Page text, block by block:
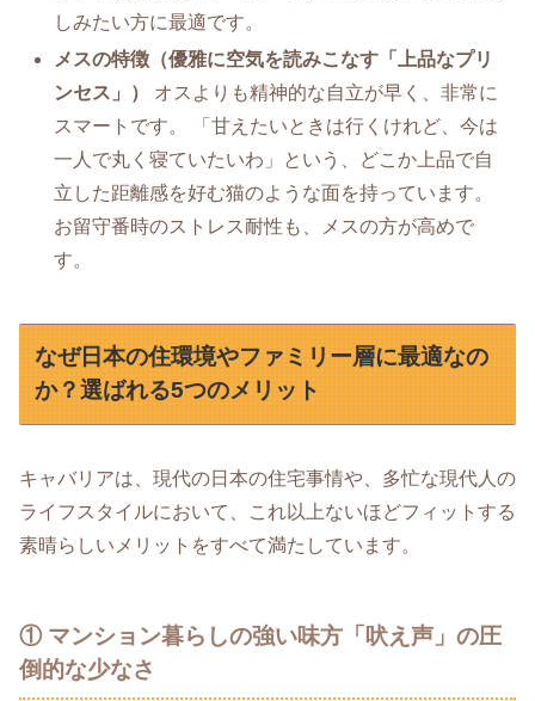
しみたい方に最適です。
メスの特徴（優雅に空気を読みこなす「上品なプリ
ンセス」）
オスよりも精神的な自立が早く、非常に
スマートです。 「甘えたいときは行くけれど、今は
一人で丸く寝ていたいわ」という、どこか上品で自
立した距離感を好む猫のような面を持っています。
お留守番時のストレス耐性も、メスの方が高めで
す。
なぜ日本の住環境やファミリー層に最適なの
か？選ばれる5つのメリット
キャバリアは、現代の日本の住宅事情や、多忙な現代人の
ライフスタイルにおいて、これ以上ないほどフィットする
素晴らしいメリットをすべて満たしています。
① マンション暮らしの強い味方「吠え声」の圧
倒的な少なさ